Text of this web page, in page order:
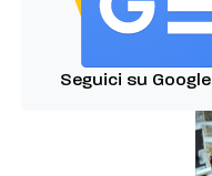
Seguici su